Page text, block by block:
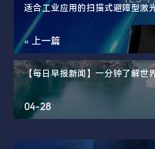
适合工业应用的扫描式避障型激
« 上一篇
【每日早报新闻】一分钟了解世
04-28